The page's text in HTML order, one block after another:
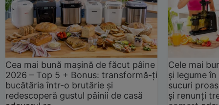
Cea mai bună mașină de făcut pâine
2026 – Top 5 + Bonus: transformă-ți
bucătăria într-o brutărie și
redescoperă gustul pâinii de casă
Cele mai
și legume
sucuri
și renunți